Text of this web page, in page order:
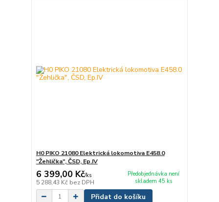
H0 PIKO 21080 Elektrická lokomotiva E458.0
"Žehlička", ČSD, Ep.IV
6 399,00 Kč/ks
5 288,43 Kč bez DPH
Předobjednávka není
skladem 45 ks
Přidat do košíku